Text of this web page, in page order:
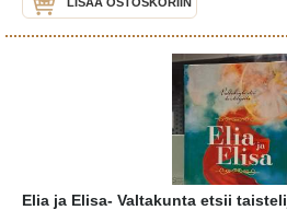
Elia ja Elisa- Valtakunta etsii